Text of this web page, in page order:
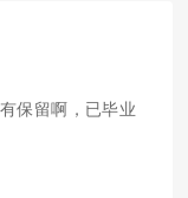
保留啊，已毕业